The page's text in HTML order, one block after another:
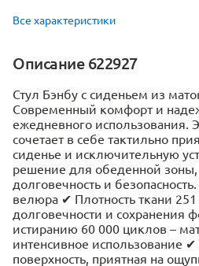
Все характеристики
Описание 622927
Стул Бэнбу с сиденьем из
Современный комфорт и
ежедневного использования.
сочетает в себе тактильно
сиденье и исключительную
решение для обеденной
долговечность и
велюра ✔ Плотность ткани 251
долговечности и сохранения
истиранию 60 000 циклов –
интенсивное использование ✔
поверхность, приятная на